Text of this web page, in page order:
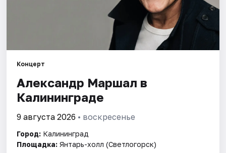
Артисты
Рейтинги
Концерт
Александр Маршал в
Калининграде
9 августа 2026 • воскресенье
Город: Калининград
Площадка: Янтарь-холл (Светлогорск)